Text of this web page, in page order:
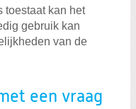
toestaat kan het
gebruik kan
van de
een vraag